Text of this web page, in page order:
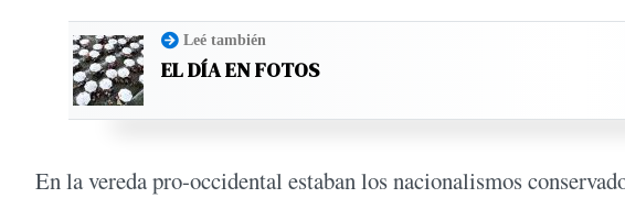
Leé también
EL DÍA EN FOTOS
En la vereda pro-occidental estaban los nacionalismos